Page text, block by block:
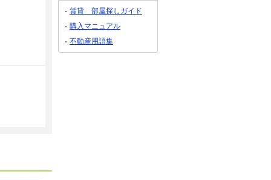
賃貸 部屋探しガイド
購入マニュアル
不動産用語集